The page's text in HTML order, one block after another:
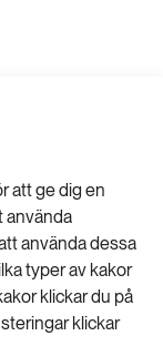
att ge dig en
använda
använda dessa
typer av kakor
klickar du på
klickar